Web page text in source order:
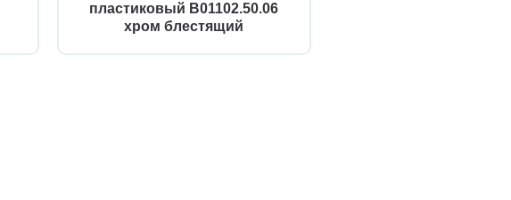
пластиковый B01102.50.06
хром блестящий